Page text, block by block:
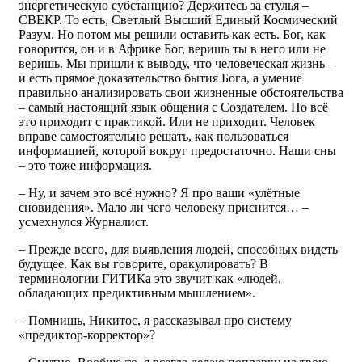
энергетическую субстанцию? Держитесь за стулья –
СВЕКР. То есть, Светлый Высший Единый Космический
Разум. Но потом мы решили оставить как есть. Бог, как
говорится, он и в Африке Бог, веришь ты в него или не
веришь. Мы пришли к выводу, что человеческая жизнь –
и есть прямое доказательство бытия Бога, а умение
правильно анализировать свои жизненные обстоятельства
– самый настоящий язык общения с Создателем. Но всё
это приходит с практикой. Или не приходит. Человек
вправе самостоятельно решать, как пользоваться
информацией, которой вокруг предостаточно. Наши сны
– это тоже информация.
– Ну, и зачем это всё нужно? Я про ваши «улётные
сновидения». Мало ли чего человеку приснится… –
усмехнулся Журналист.
– Прежде всего, для выявления людей, способных видеть
будущее. Как вы говорите, оракулировать? В
терминологии ГИТИКа это звучит как «людей,
обладающих предиктивным мышлением».
– Помнишь, Никитос, я рассказывал про систему
«предиктор-корректор»?